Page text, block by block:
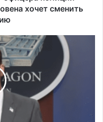
хочет сменить